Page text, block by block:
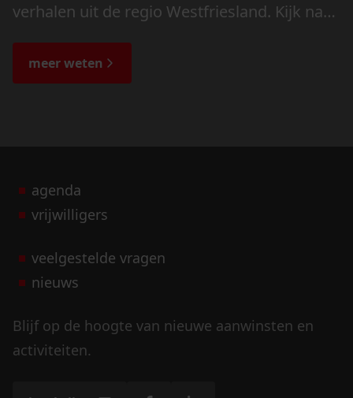
verhalen uit de regio Westfriesland. Kijk naar
de bijzondere verhalen.
meer weten
agenda
vrijwilligers
veelgestelde vragen
nieuws
Blijf op de hoogte van nieuwe aanwinsten en
activiteiten.